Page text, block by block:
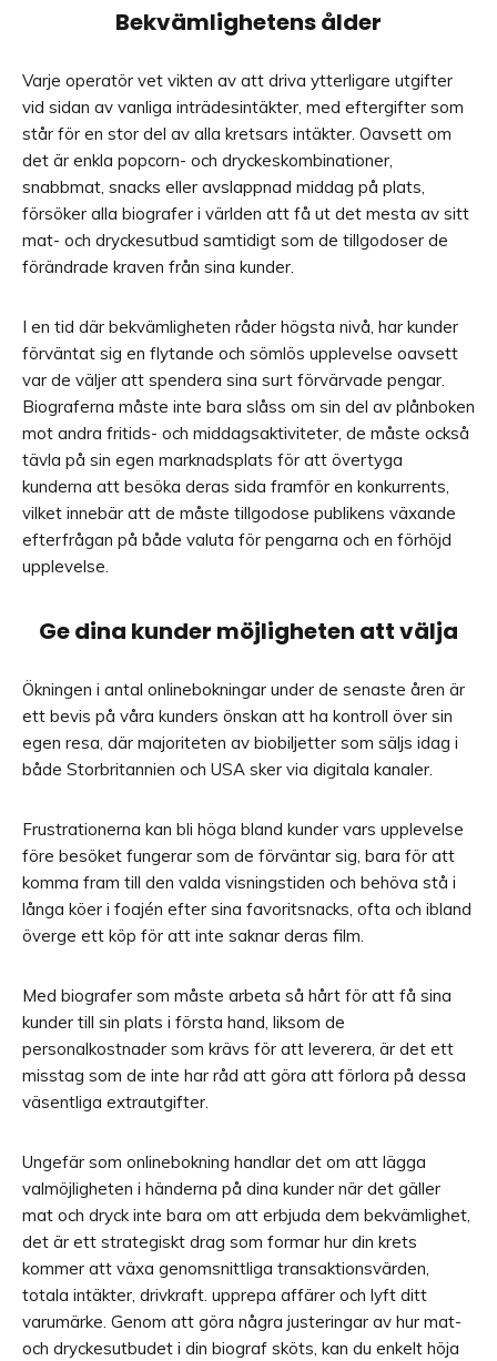
Bekvämlighetens ålder
Varje operatör vet vikten av att driva ytterligare utgifter
vid sidan av vanliga inträdesintäkter, med eftergifter som
står för en stor del av alla kretsars intäkter. Oavsett om
det är enkla popcorn- och dryckeskombinationer,
snabbmat, snacks eller avslappnad middag på plats,
försöker alla biografer i världen att få ut det mesta av sitt
mat- och dryckesutbud samtidigt som de tillgodoser de
förändrade kraven från sina kunder.
I en tid där bekvämligheten råder högsta nivå, har kunder
förväntat sig en flytande och sömlös upplevelse oavsett
var de väljer att spendera sina surt förvärvade pengar.
Biograferna måste inte bara slåss om sin del av plånboken
mot andra fritids- och middagsaktiviteter, de måste också
tävla på sin egen marknadsplats för att övertyga
kunderna att besöka deras sida framför en konkurrents,
vilket innebär att de måste tillgodose publikens växande
efterfrågan på både valuta för pengarna och en förhöjd
upplevelse.
Ge dina kunder möjligheten att välja
Ökningen i antal onlinebokningar under de senaste åren är
ett bevis på våra kunders önskan att ha kontroll över sin
egen resa, där majoriteten av biobiljetter som säljs idag i
både Storbritannien och USA sker via digitala kanaler.
Frustrationerna kan bli höga bland kunder vars upplevelse
före besöket fungerar som de förväntar sig, bara för att
komma fram till den valda visningstiden och behöva stå i
långa köer i foajén efter sina favoritsnacks, ofta och ibland
överge ett köp för att inte saknar deras film.
Med biografer som måste arbeta så hårt för att få sina
kunder till sin plats i första hand, liksom de
personalkostnader som krävs för att leverera, är det ett
misstag som de inte har råd att göra att förlora på dessa
väsentliga extrautgifter.
Ungefär som onlinebokning handlar det om att lägga
valmöjligheten i händerna på dina kunder när det gäller
mat och dryck inte bara om att erbjuda dem bekvämlighet,
det är ett strategiskt drag som formar hur din krets
kommer att växa genomsnittliga transaktionsvärden,
totala intäkter, drivkraft. upprepa affärer och lyft ditt
varumärke. Genom att göra några justeringar av hur mat-
och dryckesutbudet i din biograf sköts, kan du enkelt höja